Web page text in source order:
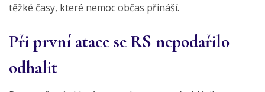
těžké časy, které nemoc občas přináší.
Při první atace se RS nepodařilo
odhalit